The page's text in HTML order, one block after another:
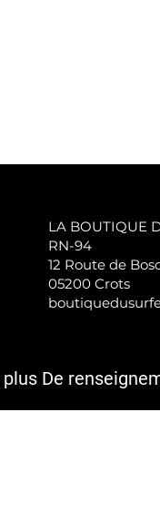
LA BOUTIQUE
RN-94
12 Route de
05200 Crots
plus De